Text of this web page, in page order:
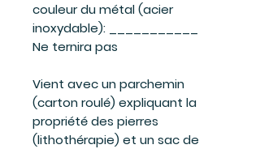
couleur du métal (acier
inoxydable):
Ne ternira pas
Vient avec un parchemin
(carton roulé) expliquant la
propriété des pierres
(lithothérapie) et un sac de